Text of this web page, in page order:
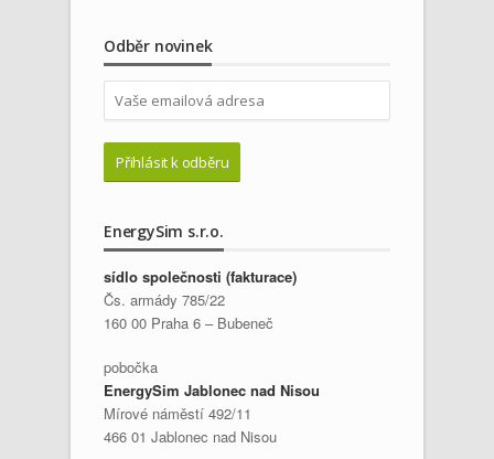
Odběr novinek
EnergySim s.r.o.
sídlo společnosti (fakturace)
Čs. armády 785/22
160 00 Praha 6 – Bubeneč
pobočka
EnergySim Jablonec nad Nisou
Mírové náměstí 492/11
466 01 Jablonec nad Nisou